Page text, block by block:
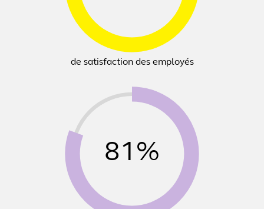
de satisfaction des employés
81%